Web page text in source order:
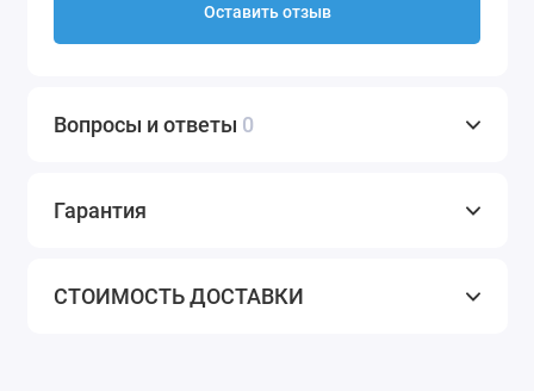
Оставить отзыв
Вопросы и ответы 0
Гарантия
СТОИМОСТЬ ДОСТАВКИ